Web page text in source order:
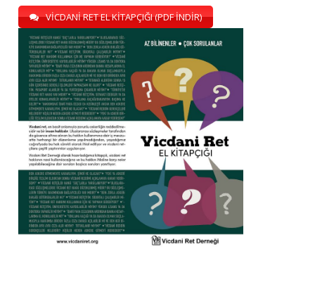
VİCDANİ RET EL KİTAPÇIĞI (PDF İNDİR)